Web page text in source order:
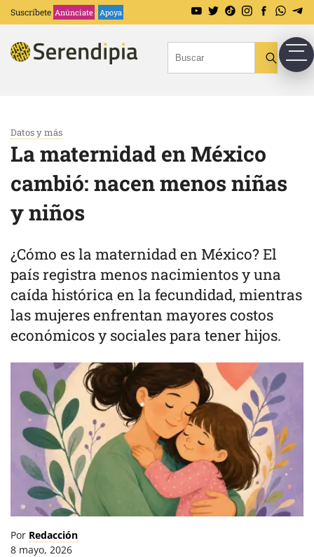
Suscríbete Anúnciate Apoya
Datos y más
La maternidad en México
cambió: nacen menos niñas
y niños
¿Cómo es la maternidad en México? El
país registra menos nacimientos y una
caída histórica en la fecundidad, mientras
las mujeres enfrentan mayores costos
económicos y sociales para tener hijos.
Por Redacción
8 mayo, 2026